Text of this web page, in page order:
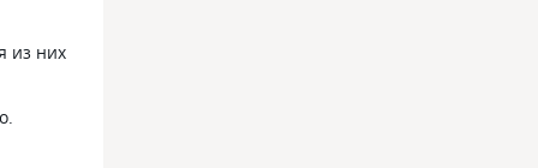
из них